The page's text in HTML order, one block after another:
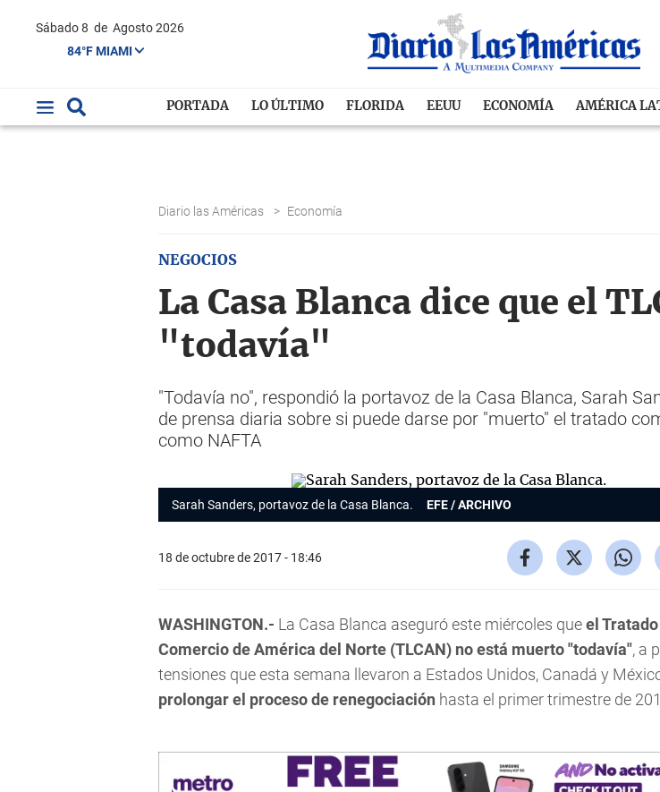
Sábado 8 de Agosto 2026
84°F MIAMI
PORTADA LO ÚLTIMO FLORIDA EEUU ECONOMÍA AMÉRICA
Diario las Américas > Economía
NEGOCIOS
La Casa Blanca dice que el
"todavía"
"Todavía no", respondió la portavoz de la Casa Blanca, Sarah
de prensa diaria sobre si puede darse por "muerto" el tratado
como NAFTA
Sarah Sanders, portavoz de la Casa Blanca. EFE / ARCHIVO
18 de octubre de 2017 - 18:46
WASHINGTON.- La Casa Blanca aseguró este miércoles queel
Comercio de América del Norte (TLCAN) no está muerto "todavía", a
tensiones que esta semana llevaron a Estados Unidos, Canadá y
prolongar el proceso de renegociación hasta el primer trimestre de